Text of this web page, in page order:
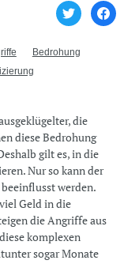
Bedrohung
die
diese Bedrohung
gilt es, in die
Nur so kann der
werden.
Geld in die
die Angriffe aus
komplexen
sogar Monate